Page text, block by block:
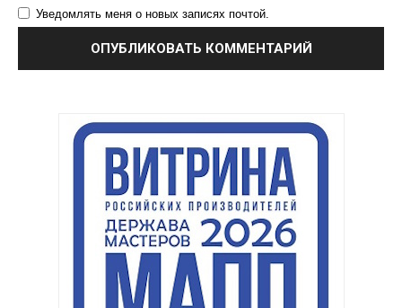
Уведомлять меня о новых записях почтой.